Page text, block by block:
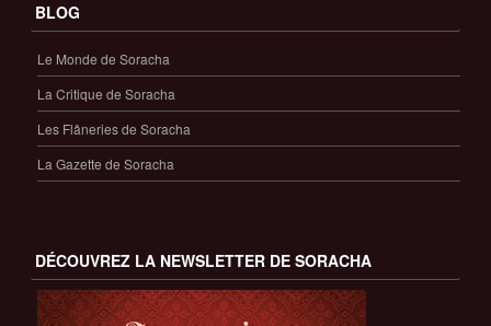
BLOG
Le Monde de Soracha
La Critique de Soracha
Les Flâneries de Soracha
La Gazette de Soracha
DÉCOUVREZ LA NEWSLETTER DE SORACHA